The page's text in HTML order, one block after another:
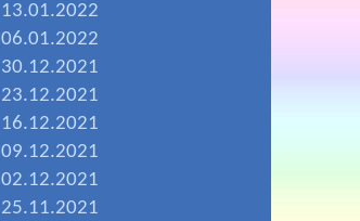
13.01.2022
06.01.2022
30.12.2021
23.12.2021
16.12.2021
09.12.2021
02.12.2021
25.11.2021